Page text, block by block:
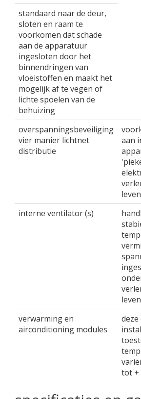
standaard naar de deur,
sloten en raam te
voorkomen dat schade
aan de apparatuur
ingesloten door het
binnendringen van
vloeistoffen en maakt het
mogelijk af te vegen of
lichte spoelen van de
behuizing
overspanningsbeveiliging
vier manier lichtnet
distributie
aan
interne ventilator (s)
verwarming en
airconditioning modules
tot +